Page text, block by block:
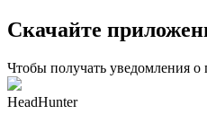
Скачайте
Чтобы получать уведомления
HeadHunter